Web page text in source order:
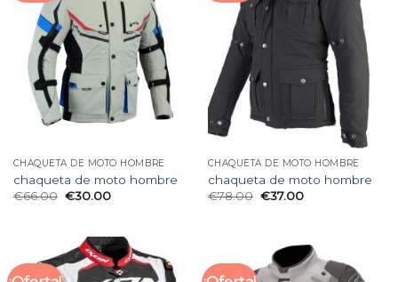
CHAQUETA DE MOTO HOMBRE
chaqueta de moto hombre
€66.00 €30.00
CHAQUETA DE MOTO HOMBRE
chaqueta de moto hombre
€78.00 €37.00